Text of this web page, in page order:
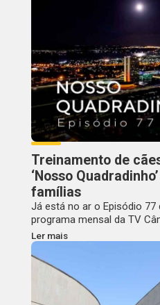
Treinamento de
‘Nosso
famílias
Já está no ar o Episódio 77
programa mensal da TV
Ler mais